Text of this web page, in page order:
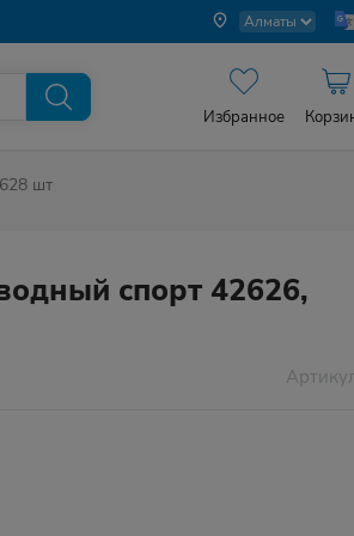
Избранное
шт
спорт 42626,